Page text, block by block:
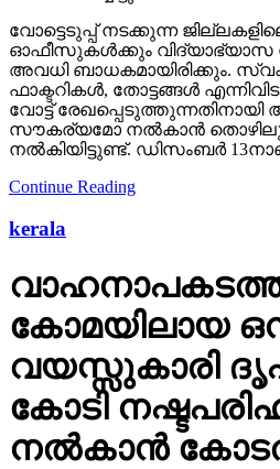
വോട്ടെടുപ്പ് നടക്കുന്ന
ഓഫീസുകള്‍ക്കും വിദ്യാഭ്യാസ
അവധി ബാധകമായിരിക്കും.
ഫാക്ടറികള്‍, തോട്ടങ്ങള്‍
വോട്ട്
സൗകര്യമോ നല്‍കാന്‍
നല്‍കിയിട്ടുണ്ട്. ഡിസംബര്‍
Continue Reading
kerala
കോമയിലായ
വയസ്സുകാരി
കോടി
നല്‍കാന്‍